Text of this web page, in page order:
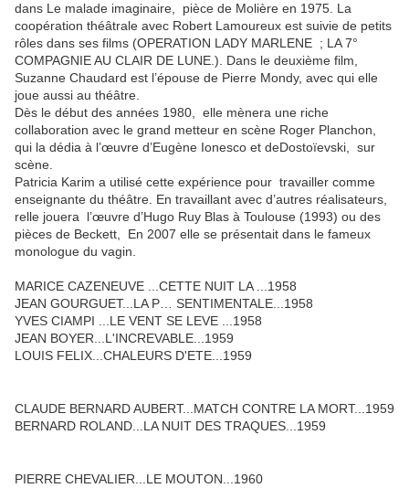
dans Le malade imaginaire, pièce de Molière en 1975. La
coopération théâtrale avec Robert Lamoureux est suivie de petits
rôles dans ses films (OPERATION LADY MARLENE ; LA 7°
COMPAGNIE AU CLAIR DE LUNE.). Dans le deuxième film,
Suzanne Chaudard est l’épouse de Pierre Mondy, avec qui elle
joue aussi au théâtre.
Dès le début des années 1980, elle mènera une riche
collaboration avec le grand metteur en scène Roger Planchon,
qui la dédia à l’œuvre d’Eugène Ionesco et deDostoïevski, sur
scène.
Patricia Karim a utilisé cette expérience pour travailler comme
enseignante du théâtre. En travaillant avec d’autres réalisateurs,
relle jouera l’œuvre d’Hugo Ruy Blas à Toulouse (1993) ou des
pièces de Beckett, En 2007 elle se présentait dans le fameux
monologue du vagin.
MARICE CAZENEUVE ...CETTE NUIT LA ...1958
JEAN GOURGUET...LA P… SENTIMENTALE...1958
YVES CIAMPI ...LE VENT SE LEVE ...1958
JEAN BOYER...L'INCREVABLE...1959
LOUIS FELIX...CHALEURS D'ETE...1959
CLAUDE BERNARD AUBERT...MATCH CONTRE LA MORT...1959
BERNARD ROLAND...LA NUIT DES TRAQUES...1959
PIERRE CHEVALIER...LE MOUTON...1960